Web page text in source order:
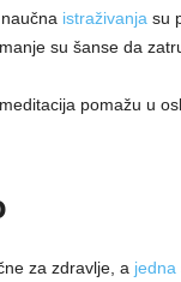
istraživanja su
su šanse da
pomažu u
za zdravlje, a jedna